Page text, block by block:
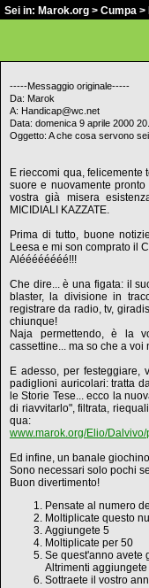
Sei in: Marok.org > Cumpa >
-----Messaggio originale-----
Da: Marok
A: Handicap@wc.net
Data: domenica 9 aprile 2000
Oggetto: A che cosa servono
E rieccomi qua, felicemente
suore e nuovamente
vostra già misera
MICIDIALI KAZZATE.
Prima di tutto, buone
Leesa e mi son comprato il
Aléééééééé!!!
Che dire... è una figata: il
blaster, la divisione in
registrare da radio, tv,
chiunque!
Naja permettendo, è la
cassettine... ma so che a
E adesso, per festeggiare,
padiglioni auricolari: tratta
le Storie Tese... ecco la
di riavvitarlo", filtrata,
qua:
www.marok.org/Elio/
Ed infine, un banale
Sono necessari solo pochi
Buon divertimento!
Pensate al numero
Moltiplicate questo
Aggiungete 5
Moltiplicate per 50
Se quest'anno avete
Altrimenti aggiungete
Sottraete il vostro